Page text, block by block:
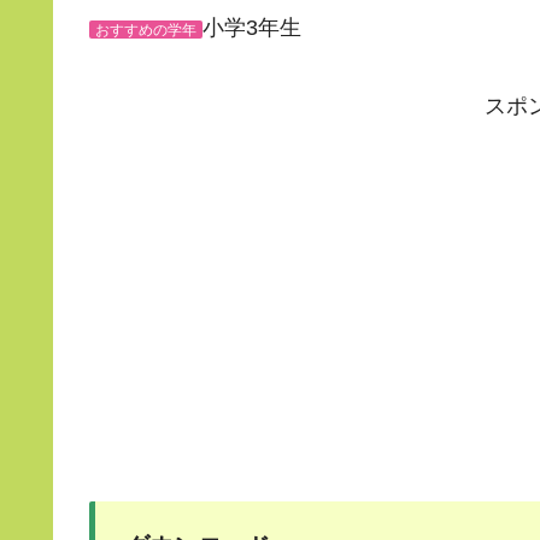
おすすめの学年 小学3年生
スポ